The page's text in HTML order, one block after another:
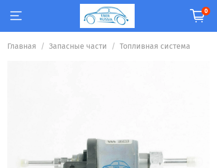
0
Главная Запасные части Топливная система